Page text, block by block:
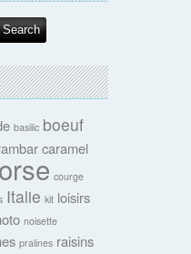
basilic boeuf
caramel
courge
Italie kit loisirs
noisette
pralines raisins